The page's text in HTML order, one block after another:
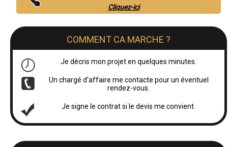
Cliquez-ici
COMMENT CA MARCHE ?
Je décris mon projet en quelques minutes.
Un chargé d'affaire me contacte pour un éventuel
rendez-vous.
Je signe le contrat si le devis me convient.